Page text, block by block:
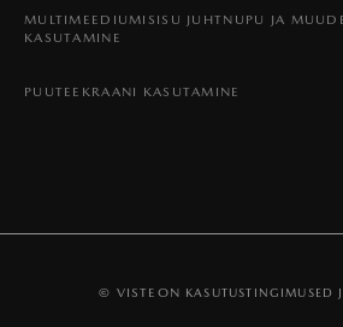
MULTIMEEDIUMISISU JUHTNUPU JA
KASUTAMINE
PUUTEEKRAANI KASUTAMINE
© VISTEON KASUTUSTINGIMUSED